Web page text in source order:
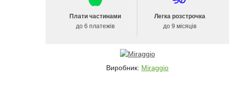
Плати частинами
до 6 платежів
Легка розстрочка
до 9 місяців
Виробник: Miraggio